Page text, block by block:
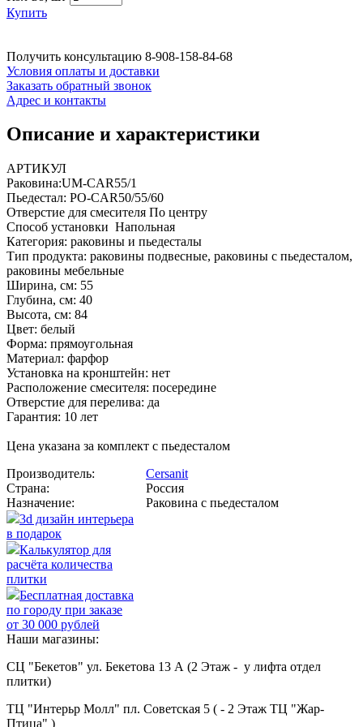
Купить
Получить консультацию 8-908-158-84-68
Условия оплаты и доставки
Заказать обратный звонок
Адрес и контакты
Описание и характеристики
АРТИКУЛ
Раковина:UM-CAR55/1
Пьедестал: PO-CAR50/55/60
Отверстие для смесителя По центру
Способ установки Напольная
Категория: раковины и пьедесталы
Тип продукта: раковины подвесные, раковины с пьедесталом,
раковины мебельные
Ширина, см: 55
Глубина, см: 40
Высота, см: 84
Цвет: белый
Форма: прямоугольная
Материал: фарфор
Установка на кронштейн: нет
Расположение смесителя: посередине
Отверстие для перелива: да
Гарантия: 10 лет
Цена указана за комплект с пьедесталом
Производитель:
Cersanit
Страна:
Россия
Назначение:
Раковина с пьедесталом
3d дизайн интерьера
в подарок
Калькулятор для
расчёта количества
плитки
Бесплатная доставка
по городу при заказе
от 30 000 рублей
Наши магазины:
СЦ "Бекетов" ул. Бекетова 13 А (2 Этаж - у лифта отдел
плитки)
ТЦ "Интерьр Молл" пл. Советская 5 ( - 2 Этаж ТЦ "Жар-
Птица" )